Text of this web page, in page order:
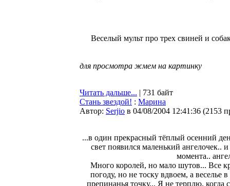
Веселый мульт про трех свиней и
для просмотра жмем на картинку
Читать дальше... | 731 байт
Стань звездой! : Марина
Автор: Serjio в 04/08/2004 12:41:36 (2153
...в один прекрасный тёплый осенний
свет появился маленький ангелочек..
момента..
Много королей, но мало шутов... Все
погоду, но не тоску вдвоем, а
препинанья точку... Я не терплю, когда